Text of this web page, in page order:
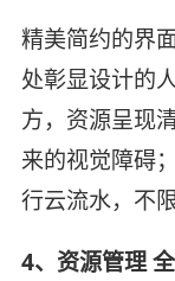
精美简约的界
处彰显设计的
方，资源呈现
来的视觉障碍
行云流水，不
4、资源管理